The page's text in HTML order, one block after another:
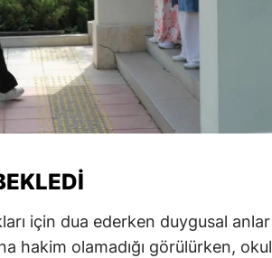
için dua ederken duygusal anlar
hakim olamadığı görülürken, okul